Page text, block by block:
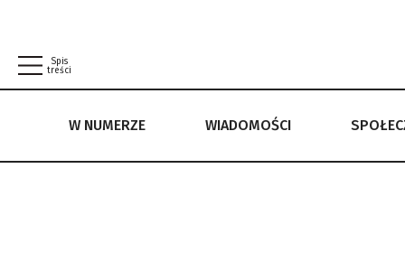
Spis
treści
W NUMERZE WIADOMOŚCI
W NUMERZE WIADOMOŚCI SPOŁECZEŃSTWO